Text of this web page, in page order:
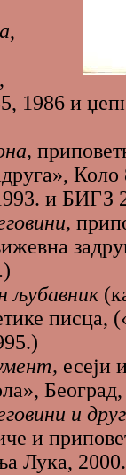
,
1986 и
Коло
и БИГЗ
љубавник
писца,
есеји
и
и
Лука,